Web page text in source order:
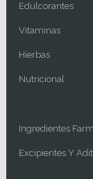
Edulcorantes
Vitaminas
Hierbas
Nutricional
Ingredientes
Excipientes Y